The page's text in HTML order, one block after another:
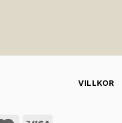
VILLKOR